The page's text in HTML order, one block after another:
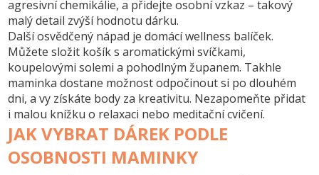
agresivní chemikálie, a přidejte osobní vzkaz – takový
malý detail zvýší hodnotu dárku.
Další osvědčený nápad je domácí wellness balíček.
Můžete složit košík s aromatickými svíčkami,
koupelovými solemi a pohodlným županem. Takhle
maminka dostane možnost odpočinout si po dlouhém
dni, a vy získáte body za kreativitu. Nezapomeňte přidat
i malou knížku o relaxaci nebo meditační cvičení.
JAK VYBRAT DÁREK PODLE
OSOBNOSTI MAMINKY